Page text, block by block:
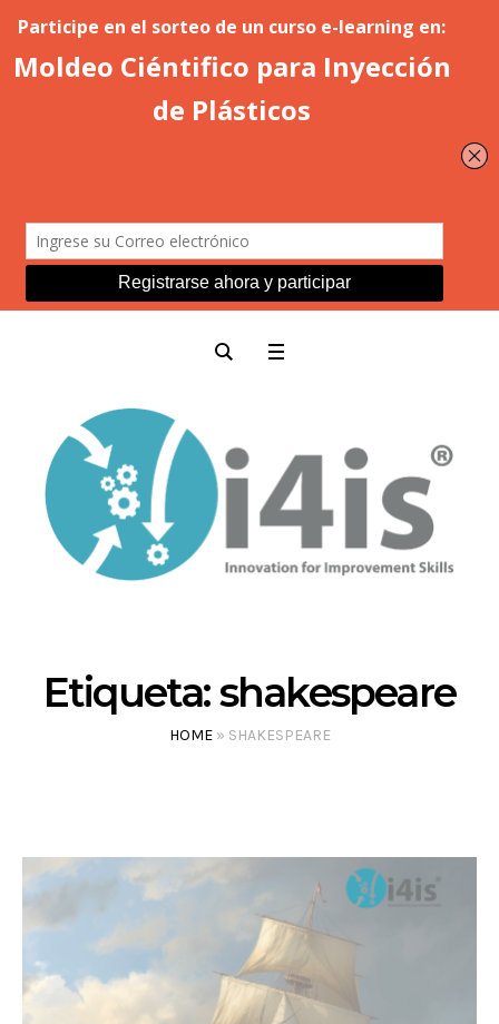
Etiqueta:shakespeare
HOME» SHAKESPEARE